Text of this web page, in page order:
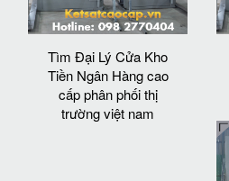
Tìm Đại Lý Cửa Kho
Tiền Ngân Hàng cao
cấp phân phối thị
trường việt nam